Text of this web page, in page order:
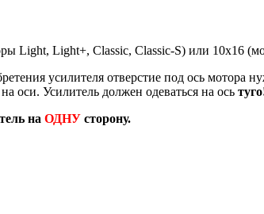
Light, Light+, Classic, Classic-S) или 10х16
усилителя отверстие под ось мотора
оси. Усилитель должен одеваться на ось
на ОДНУ сторону.